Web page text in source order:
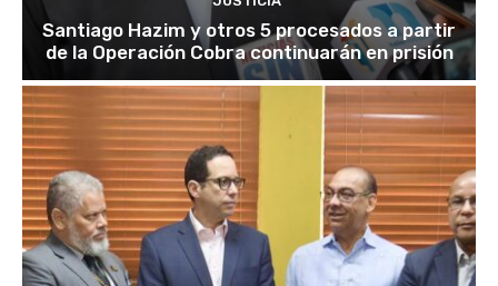
Santiago Hazim y otros 5 procesados a partir
de la Operación Cobra continuarán en prisión